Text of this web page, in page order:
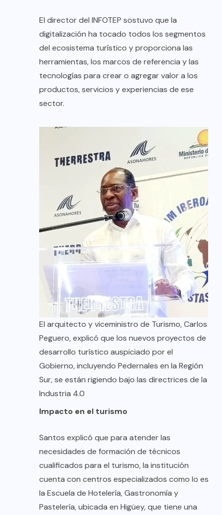
El director del INFOTEP sostuvo que la
digitalización ha tocado todos los segmentos
del ecosistema turístico y proporciona las
herramientas, los marcos de referencia y las
tecnologías para crear o agregar valor a los
productos, servicios y experiencias de ese
sector.
El arquitecto y viceministro de Turismo, Carlos
Peguero, explicó que los nuevos proyectos de
desarrollo turístico auspiciado por el
Gobierno, incluyendo Pedernales en la Región
Sur, se están rigiendo bajo las directrices de la
Industria 4.0
Impacto en el turismo
Santos explicó que para atender las
necesidades de formación de técnicos
cualificados para el turismo, la institución
cuenta con centros especializados como lo es
la Escuela de Hotelería, Gastronomía y
Pastelería, ubicada en Higüey, que tiene una